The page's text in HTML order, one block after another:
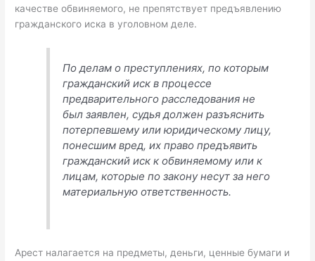
качестве обвиняемого, не препятствует предъявлению
гражданского иска в уголовном деле.
По делам о преступлениях, по которым
гражданский иск в процессе
предварительного расследования не
был заявлен, судья должен разъяснить
потерпевшему или юридическому лицу,
понесшим вред, их право предъявить
гражданский иск к обвиняемому или к
лицам, которые по закону несут за него
материальную ответственность.
Арест налагается на предметы, деньги, ценные бумаги и